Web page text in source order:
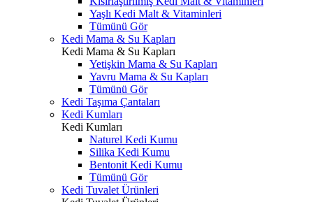
Yaşlı Kedi Malt & Vitaminleri
Tümünü Gör
Kedi Mama & Su Kapları
Kedi Mama & Su Kapları
Yetişkin Mama & Su Kapları
Yavru Mama & Su Kapları
Tümünü Gör
Kedi Taşıma Çantaları
Kedi Kumları
Kedi Kumları
Naturel Kedi Kumu
Silika Kedi Kumu
Bentonit Kedi Kumu
Tümünü Gör
Kedi Tuvalet Ürünleri